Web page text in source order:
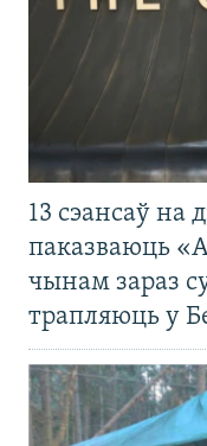
13 сэансаў на
паказваюць
чынам зараз
трапляюць у